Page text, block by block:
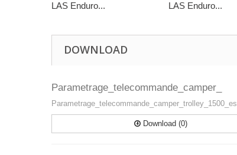
LAS Enduro... LAS Enduro...
DOWNLOAD
Parametrage_telecommande_camper_
Parametrage_telecommande_camper_trolley_1500_es
Download (0)